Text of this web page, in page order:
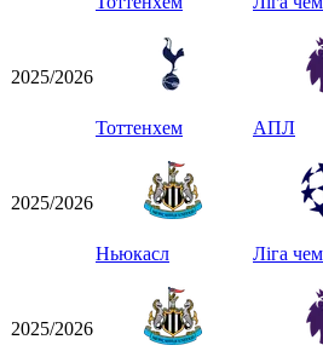
2025/2026
Тоттенхем АПЛ
2025/2026
Ньюкасл Ліга
2025/2026